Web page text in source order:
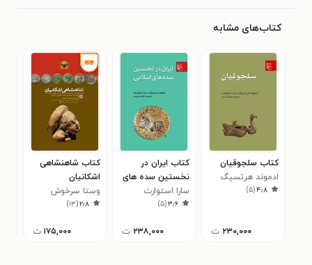
کتاب‌های مشابه
کتاب سلجوقیان
ادموند هرتسیگ
۴٫۸(۵)
۲۳۰,۰۰۰ ت
کتاب ایران در
نخستین سده های
اسلامی
سارا استوارت
۳٫۶(۵)
۲۳۸,۰۰۰ ت
کتاب شاهنشاهی
اشکانیان
وستا سرخوش
کرتیس
۲٫۸(۱۳)
۱۷۵,۰۰۰ ت